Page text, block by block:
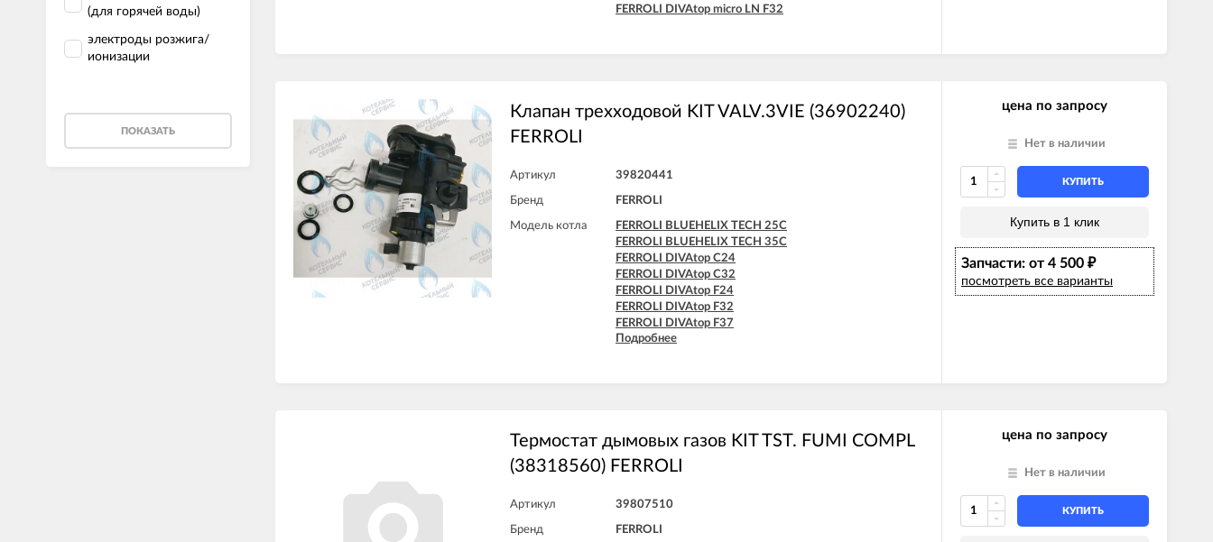
(для горячей воды)
электроды розжига/
ионизации
ПОКАЗАТЬ
FERROLI DIVAtop micro LN F32
Клапан трехходовой KIT VALV.3VIE (36902240)
FERROLI
Артикул 39820441
Бренд FERROLI
Модель котла
FERROLI BLUEHELIX TECH 25C
FERROLI BLUEHELIX TECH 35C
FERROLI DIVAtop C24
FERROLI DIVAtop C32
FERROLI DIVAtop F24
FERROLI DIVAtop F32
FERROLI DIVAtop F37
FERROLI DIVAtop Low Nox C24
FERROLI DIVAtop micro F24
FERROLI DIVAtop micro F37
FERROLI DIVAtop micro LN C32
FERROLI DIVAtop micro LN F32
Подробнее
цена по запросу
Нет в наличии
КУПИТЬ
Купить в 1 клик
Запчасти: от 4 500 ₽
посмотреть все варианты
Термостат дымовых газов KIT TST. FUMI COMPL
(38318560) FERROLI
Артикул 39807510
Бренд FERROLI
цена по запросу
Нет в наличии
КУПИТЬ